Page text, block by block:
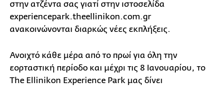
στην ατζέντα σας γιατί στην ιστοσελίδα
experiencepark.theellinikon.com.gr
ανακοινώνονται διαρκώς νέες εκπλήξεις.
Ανοιχτό κάθε μέρα από το πρωί για όλη την
εορταστική περίοδο και μέχρι τις 8 Ιανουαρίου, το
The Ellinikon Experience Park μας δίνει